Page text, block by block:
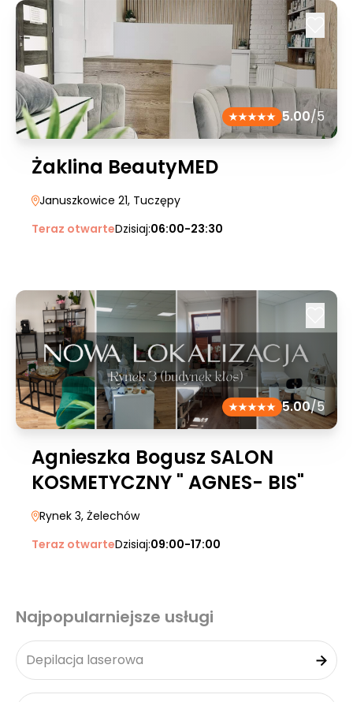
5.00/5
Żaklina BeautyMED
Januszkowice 21, Tuczępy
Teraz otwarteDzisiaj:06:00-23:30
5.00/5
Agnieszka Bogusz SALON
KOSMETYCZNY " AGNES- BIS"
Rynek 3, Żelechów
Teraz otwarteDzisiaj:09:00-17:00
Najpopularniejsze usługi
Depilacja laserowa